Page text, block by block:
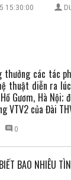
15:30:00
thưởng các tác
thuật diễn ra
Gươm, Hà Nội;
VTV2 của Đài
0
BAO NHIÊU